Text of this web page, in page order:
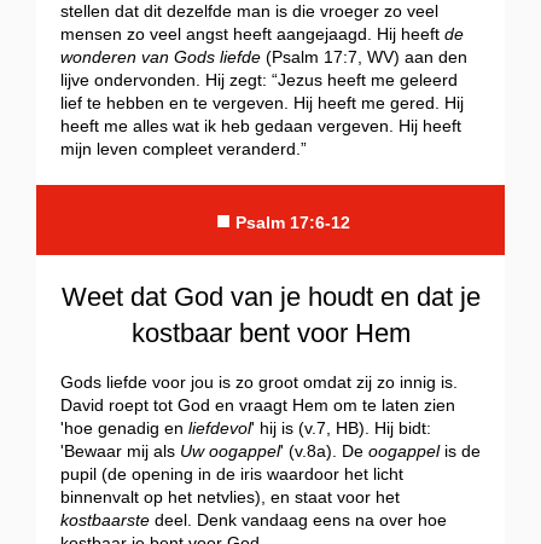
stellen dat dit dezelfde man is die vroeger zo veel
mensen zo veel angst heeft aangejaagd. Hij heeft de
wonderen van Gods liefde (Psalm 17:7, WV) aan den
lijve ondervonden. Hij zegt: “Jezus heeft me geleerd
lief te hebben en te vergeven. Hij heeft me gered. Hij
heeft me alles wat ik heb gedaan vergeven. Hij heeft
mijn leven compleet veranderd.”
■ Psalm 17:6-12
Weet dat God van je houdt en dat je
kostbaar bent voor Hem
Gods liefde voor jou is zo groot omdat zij zo innig is.
David roept tot God en vraagt Hem om te laten zien
'hoe genadig en liefdevol' hij is (v.7, HB). Hij bidt:
'Bewaar mij als Uw oogappel' (v.8a). De oogappelis de
pupil (de opening in de iris waardoor het licht
binnenvalt op het netvlies), en staat voor het
kostbaarste deel. Denk vandaag eens na over hoe